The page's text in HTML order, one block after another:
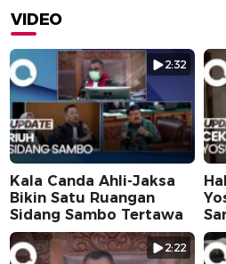
VIDEO
2:32
Kala Canda Ahli-Jaksa
Bikin Satu Ruangan
Sidang Sambo Tertawa
2:22